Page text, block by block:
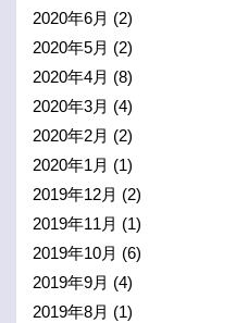
2020年6月 (2)
2020年5月 (2)
2020年4月 (8)
2020年3月 (4)
2020年2月 (2)
2020年1月 (1)
2019年12月 (2)
2019年11月 (1)
2019年10月 (6)
2019年9月 (4)
2019年8月 (1)